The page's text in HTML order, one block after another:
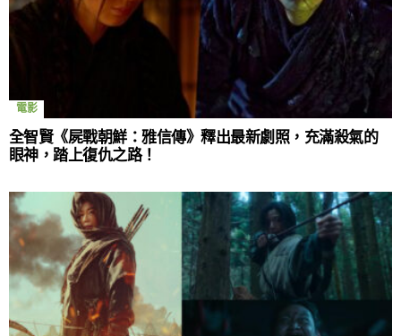
電影
全智賢《屍戰朝鮮：雅信傳》釋出最新劇照，充滿殺氣的
眼神，踏上復仇之路！